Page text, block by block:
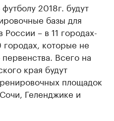
2018г. будут
базы для
– в 11 городах-
которые не
Всего на
края будут
площадок
Геленджике и